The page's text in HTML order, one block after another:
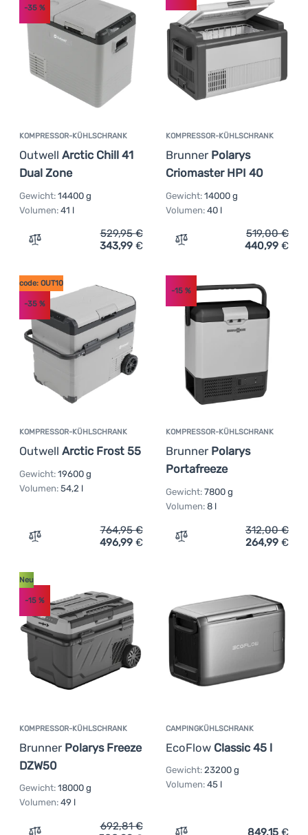
KOMPRESSOR-KÜHLSCHRANK
Outwell Arctic Chill 41
Dual Zone
-35 %
Gewicht: 14400 g
Volumen: 41 l
Zum Vergleich 'Kompressor-Kühlschrank Outwell Arctic
529,95€
343,99 €
KOMPRESSOR-KÜHLSCHRANK
Brunner Polarys
Criomaster HPI 40
Gewicht: 14000 g
Volumen: 40 l
Zum Vergleich
519,00€
440,99 €
KOMPRESSOR-KÜHLSCHRANK
Outwell Arctic Frost 55
code: OUT10
-35 %
Gewicht: 19600 g
Volumen: 54,2 l
Zum Vergleich 'Kompressor-Kühlschrank Outwell Arctic
764,95€
496,99 €
KOMPRESSOR-KÜHLSCHRANK
Brunner Polarys
Portafreeze
-15%
Gewicht: 7800 g
Volumen: 8 l
Zum Vergleich
312,00€
264,99 €
KOMPRESSOR-KÜHLSCHRANK
Brunner Polarys Freeze
DZW50
Neu
-15 %
Gewicht: 18000 g
Volumen: 49 l
692,81€
CAMPINGKÜHLSCHRANK
EcoFlow Classic 45 l
Gewicht: 23200 g
Volumen: 45 l
849,15 €